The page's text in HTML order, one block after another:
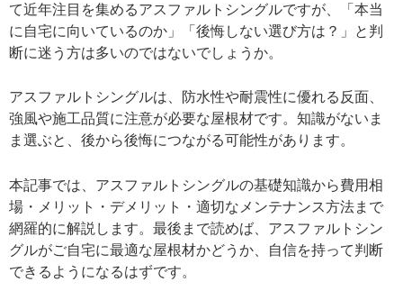
て近年注目を集めるアスファルトシングルですが、「本当
に自宅に向いているのか」「後悔しない選び方は？」と判
断に迷う方は多いのではないでしょうか。
アスファルトシングルは、防水性や耐震性に優れる反面、
強風や施工品質に注意が必要な屋根材です。知識がないま
ま選ぶと、後から後悔につながる可能性があります。
本記事では、アスファルトシングルの基礎知識から費用相
場・メリット・デメリット・適切なメンテナンス方法まで
網羅的に解説します。最後まで読めば、アスファルトシン
グルがご自宅に最適な屋根材かどうか、自信を持って判断
できるようになるはずです。